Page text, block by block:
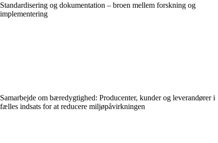
Standardisering og dokumentation – broen mellem forskning og
implementering
Samarbejde om bæredygtighed: Producenter, kunder og leverandører i
fælles indsats for at reducere miljøpåvirkningen